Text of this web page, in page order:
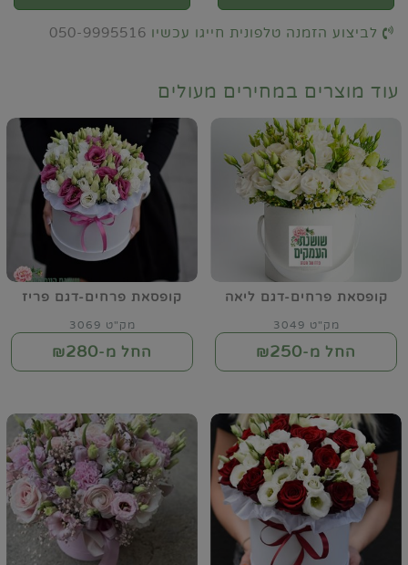
לביצוע הזמנה טלפונית חייגו עכשיו 050-9995516
עוד מוצרים במחירים מעולים
קופסאת פרחים-דגם ליאה
מק"ט 3049
החל מ-₪250
קופסאת פרחים-דגם פריז
מק"ט 3069
החל מ-₪280